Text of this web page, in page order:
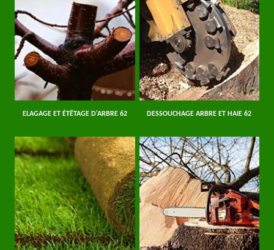
ELAGAGE ET ÉTÊTAGE D'ARBRE 62 DESSOUCHAGE ARBRE ET HAIE 62